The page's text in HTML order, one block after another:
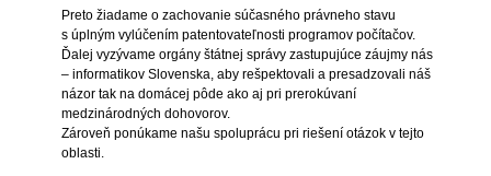
Preto žiadame o zachovanie súčasného právneho stavu
s úplným vylúčením patentovateľnosti programov počítačov.
Ďalej vyzývame orgány štátnej správy zastupujúce záujmy nás
– informatikov Slovenska, aby rešpektovali a presadzovali náš
názor tak na domácej pôde ako aj pri prerokúvaní
medzinárodných dohovorov.
Zároveň ponúkame našu spoluprácu pri riešení otázok v tejto
oblasti.